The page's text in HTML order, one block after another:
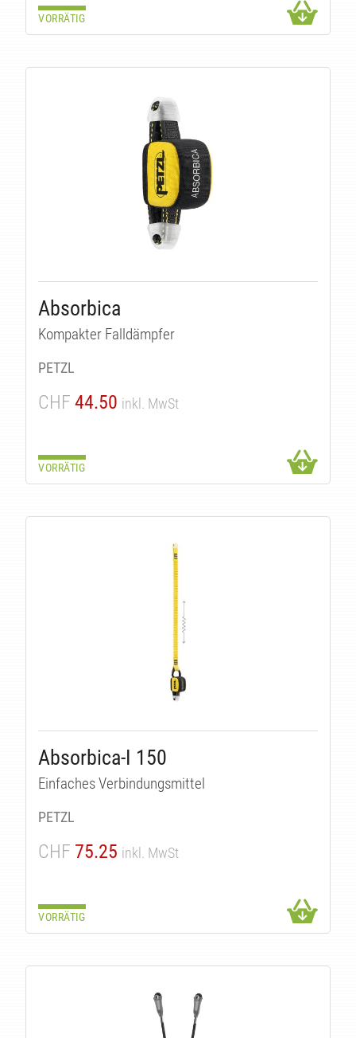
VORRÄTIG
Absorbica
Kompakter Falldämpfer
PETZL
CHF 44.50 inkl. MwSt
VORRÄTIG
Absorbica-I 150
Einfaches Verbindungsmittel
PETZL
CHF 75.25 inkl. MwSt
VORRÄTIG